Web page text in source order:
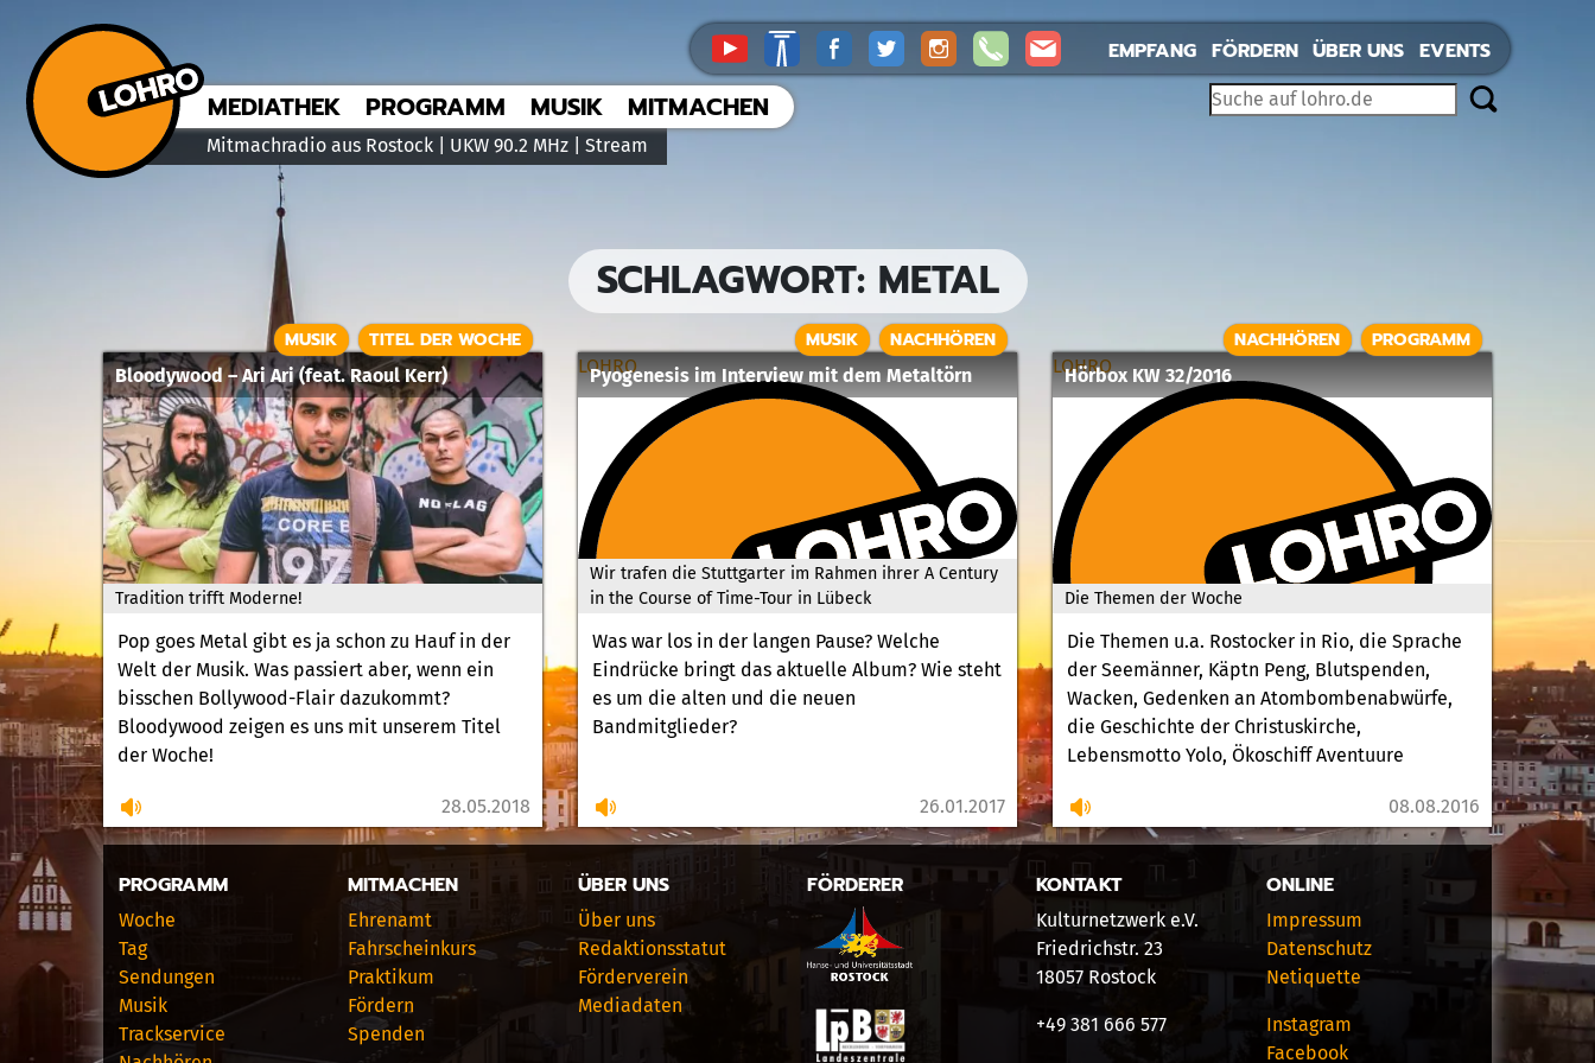
Mitmachradio aus Rostock | UKW 90.2 MHz | Stream
EMPFANG FÖRDERN ÜBER UNS EVENTS
MEDIATHEK PROGRAMM MUSIK MITMACHEN
SCHLAGWORT: METAL
Tradition trifft Moderne!
Bloodywood – Ari Ari (feat. Raoul Kerr)
MUSIK TITEL DER WOCHE
Pop goes Metal gibt es ja schon zu Hauf in der
Welt der Musik. Was passiert aber, wenn ein
bisschen Bollywood-Flair dazukommt?
Bloodywood zeigen es uns mit unserem Titel
der Woche!
28.05.2018
LOHRO
Wir trafen die Stuttgarter im Rahmen ihrer A Century
in the Course of Time-Tour in Lübeck
Pyogenesis im Interview mit dem Metaltörn
MUSIK NACHHÖREN
Was war los in der langen Pause? Welche
Eindrücke bringt das aktuelle Album? Wie steht
es um die alten und die neuen
Bandmitglieder?
26.01.2017
LOHRO
Die Themen der Woche
Hörbox KW 32/2016
NACHHÖREN PROGRAMM
Die Themen u.a. Rostocker in Rio, die Sprache
der Seemänner, Käptn Peng, Blutspenden,
Wacken, Gedenken an Atombombenabwürfe,
die Geschichte der Christuskirche,
Lebensmotto Yolo, Ökoschiff Aventuure
08.08.2016
PROGRAMM
Woche
Tag
Sendungen
Musik
Trackservice
MITMACHEN
Ehrenamt
Fahrscheinkurs
Praktikum
Fördern
Spenden
ÜBER UNS
Über uns
Redaktionsstatut
Förderverein
Mediadaten
FÖRDERER KONTAKT
Kulturnetzwerk e.V.
Friedrichstr. 23
18057 Rostock
+49 381 666 577
ONLINE
Impressum
Datenschutz
Netiquette
Instagram
Facebook